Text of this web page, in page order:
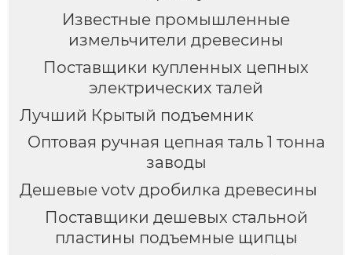
Известные промышленные
измельчители древесины
Поставщики купленных цепных
электрических талей
Лучший Крытый подъемник
Оптовая ручная цепная таль 1 тонна
заводы
Дешевые votv дробилка древесины
Поставщики дешевых стальной
пластины подъемные щипцы